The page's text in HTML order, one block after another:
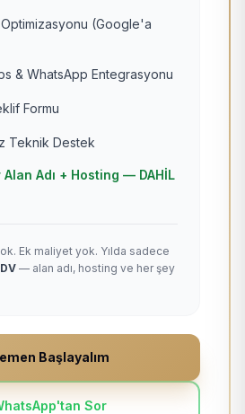
Optimizasyonu (Google'a
& WhatsApp Entegrasyonu
Formu
Teknik Destek
Adı + Hosting — DAHİL
Ek maliyet yok. Yılda sadece
— alan adı, hosting ve her şey
Başlayalım
Sor